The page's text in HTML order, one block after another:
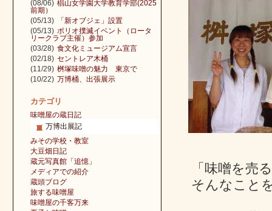
「味噌を売
そんなこと
(08/06) 椙山女学園大学教育学部(2025
前期）
(05/13)
「新オブジェ」設置
(05/13) ポリオ撲滅イベント（ロータ
リークラブ主催）参加
(03/28) 食文化ミュージアム宣言
(02/18) セントレア木桶
(11/29) 桝塚味噌の魅力 東京で
(10/22) 万博桶、出張展示
カテゴリ
味噌屋の蔵日記
万博出展記
みその学校・教室
大豆畑日記
蔵元写真館「追憶」
メディアでの紹介
蔵頭ブログ
旅する味噌屋
味噌屋の千客万来